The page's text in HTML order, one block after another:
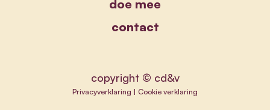
doe mee
contact
copyright © cd&v
Privacyverklaring | Cookie verklaring